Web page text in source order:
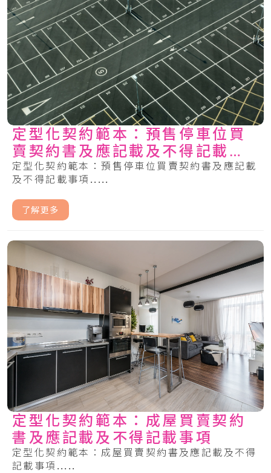
定型化契約範本：預售停車位買
賣契約書及應記載及不得記載事
項
定型化契約範本：預售停車位買賣契約書及應記載
及不得記載事項.....
了解更多
定型化契約範本：成屋買賣契約
書及應記載及不得記載事項
定型化契約範本：成屋買賣契約書及應記載及不得
記載事項.....